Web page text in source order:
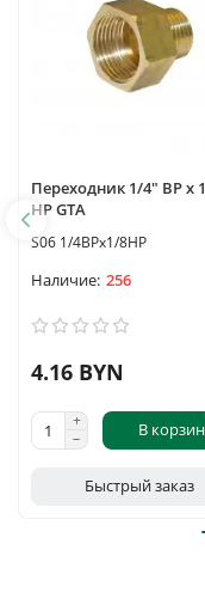
Переходник 1/4" ВР х
НР GTA
S06 1/4ВРх1/8НР
256
4.16 BYN
В
Быстрый заказ